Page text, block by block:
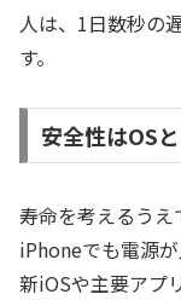
人は、1日数秒の
す。
安全性はOS
寿命を考えるう
iPhoneでも電源
新iOSや主要アプ